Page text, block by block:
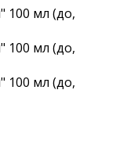
100 мл (до,
100 мл (до,
100 мл (до,